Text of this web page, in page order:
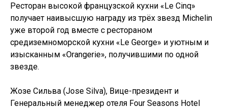
Ресторан высокой французской кухни «Le Cinq»
получает наивысшую награду из трёх звезд Michelin
уже второй год вместе с рестораном
средиземноморской кухни «Le George» и уютным и
изысканным «Orangerie», получившими по одной
звезде.
Жозе Сильва (Jose Silva), Вице-президент и
Генеральный менеджер отеля Four Seasons Hotel